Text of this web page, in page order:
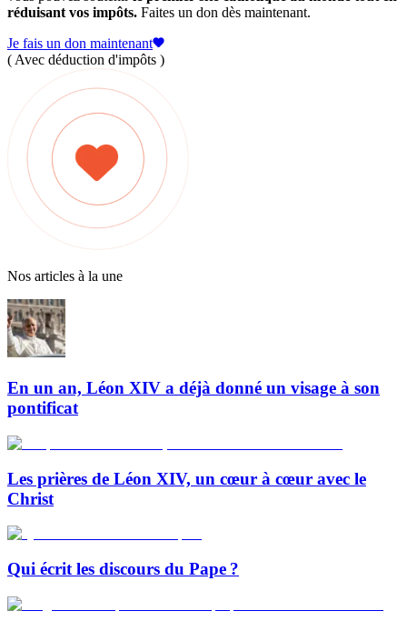
réduisant vos impôts. Faites un don dès maintenant.
Je fais un don maintenant
( Avec déduction d'impôts )
Nos articles à la une
En un an, Léon XIV a déjà donné un visage à son
pontificat
Les prières de Léon XIV, un cœur à cœur avec le
Christ
Qui écrit les discours du Pape ?